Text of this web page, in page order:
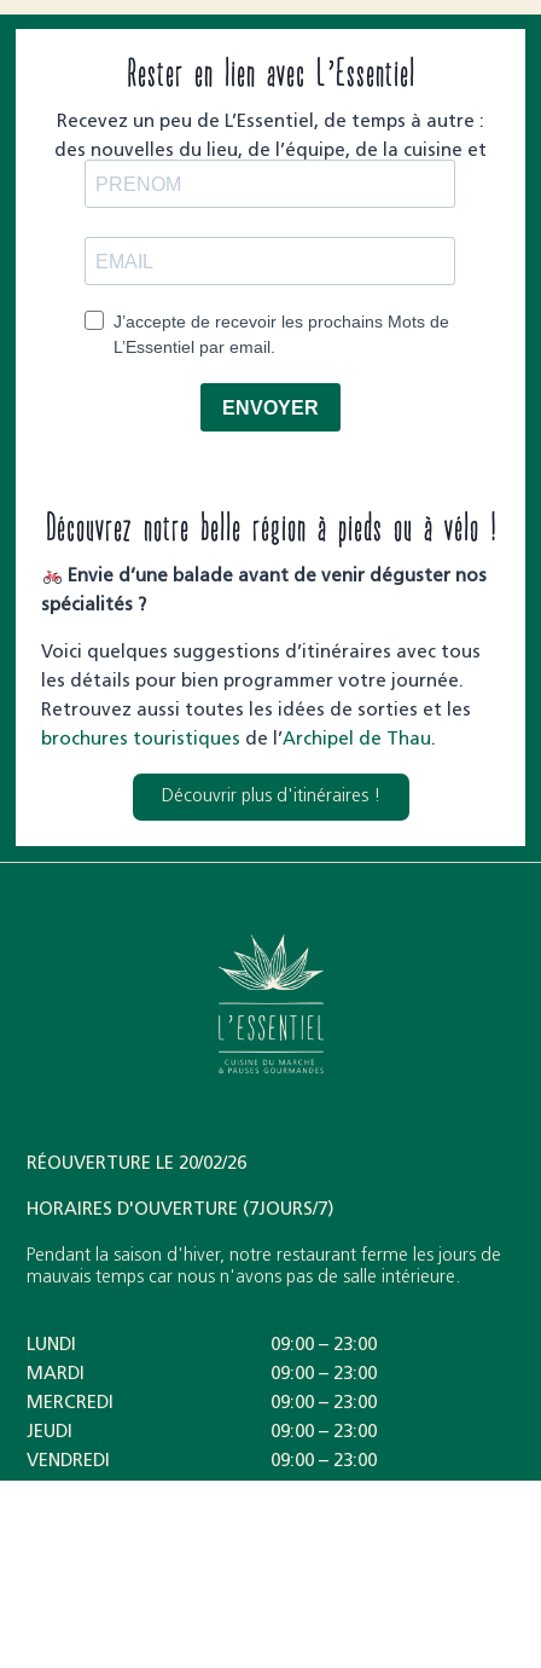
Rester en lien avec L’Essentiel
Recevez un peu de L’Essentiel, de temps à autre :
des nouvelles du lieu, de l’équipe, de la cuisine et
des moments à partager.
Découvrez notre belle région à pieds ou à vélo !
Envie d’une balade avant de venir déguster nos
spécialités ?
Voici quelques suggestions d’itinéraires avec tous
les détails pour bien programmer votre journée.
Retrouvez aussi toutes les idées de sorties et les
brochures touristiques de l’Archipel de Thau.
Découvrir plus d'itinéraires !
RÉOUVERTURE LE 20/02/26
HORAIRES D'OUVERTURE (7JOURS/7)
Pendant la saison d'hiver, notre restaurant ferme les jours de
mauvais temps car nous n'avons pas de salle intérieure.
LUNDI
MARDI
MERCREDI
JEUDI
VENDREDI
09:00 – 23:00
09:00 – 23:00
09:00 – 23:00
09:00 – 23:00
09:00 – 23:00